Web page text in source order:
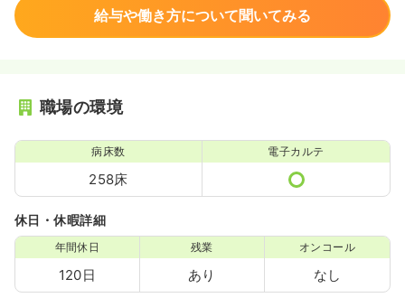
給与や働き方について聞いてみる
職場の環境
病床数
258床
電子カルテ
休日・休暇詳細
年間休日
120日
残業
あり
オンコール
なし